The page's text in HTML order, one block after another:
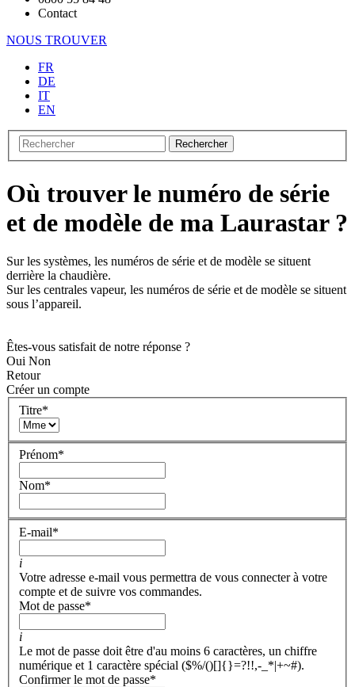
Contact
NOUS TROUVER
FR
DE
IT
EN
Rechercher
Où trouver le numéro de série
et de modèle de ma Laurastar ?
Sur les systèmes, les numéros de série et de modèle se situent
derrière la chaudière.
Sur les centrales vapeur, les numéros de série et de modèle se situent
sous l’appareil.
Êtes-vous satisfait de notre réponse ?
Oui Non
Retour
Créer un compte
Titre*
Prénom*
Nom*
E-mail*
i
Votre adresse e-mail vous permettra de vous connecter à votre
compte et de suivre vos commandes.
Mot de passe*
i
Le mot de passe doit être d'au moins 6 caractères, un chiffre
numérique et 1 caractère spécial ($%/()[]{}=?!!,-_*|+~#).
Confirmer le mot de passe*